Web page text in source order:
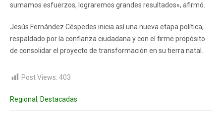
sumamos esfuerzos, lograremos grandes resultados», afirmó.
Jesús Fernández Céspedes inicia así una nueva etapa política,
respaldado por la confianza ciudadana y con el firme propósito
de consolidar el proyecto de transformación en su tierra natal.
Post Views: 403
Regional , Destacadas